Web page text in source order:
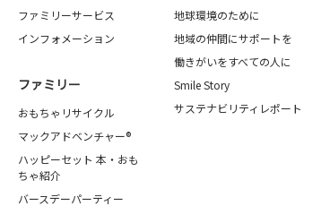
ファミリーサービス
インフォメーション
ファミリー
おもちゃリサイクル
マックアドベンチャー®
ハッピーセット 本・おも
ちゃ紹介
バースデーパーティー
地球環境のために
地域の仲間にサポートを
働きがいをすべての人に
Smile Story
サステナビリティレポート